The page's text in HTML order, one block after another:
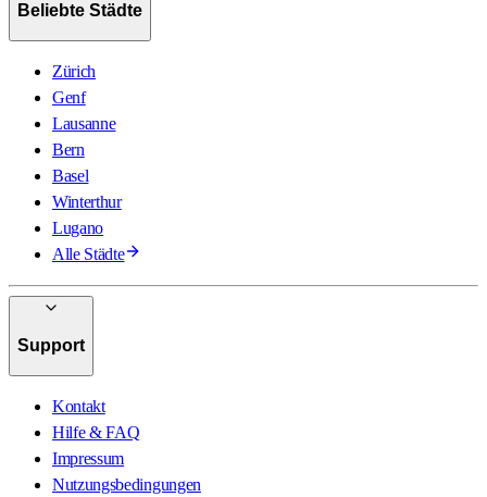
Beliebte Städte
Zürich
Genf
Lausanne
Bern
Basel
Winterthur
Lugano
Alle Städte
Support
Kontakt
Hilfe & FAQ
Impressum
Nutzungsbedingungen